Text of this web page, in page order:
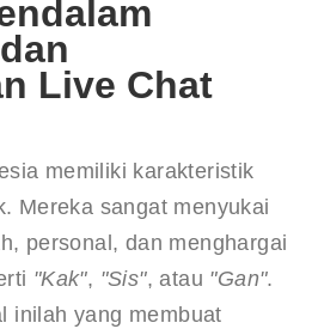
Live Chat
memiliki karakteristik
Mereka sangat menyukai
personal, dan menghargai
"Kak", "Sis", atau "Gan".
inilah yang membuat